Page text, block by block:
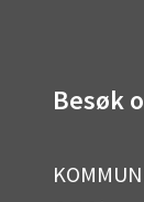
Besøk